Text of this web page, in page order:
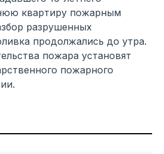
квартиру пожарным
разрушенных
продолжались до утра.
пожара установят
пожарного